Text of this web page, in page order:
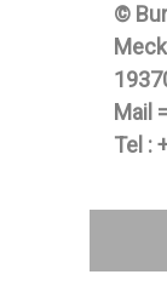
©
Mail
Tel :